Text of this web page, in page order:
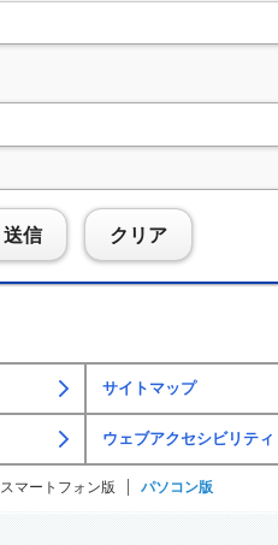
送信 クリア
サイトマップ
ウェブアクセシビリティ
スマートフォン版 パソコン版